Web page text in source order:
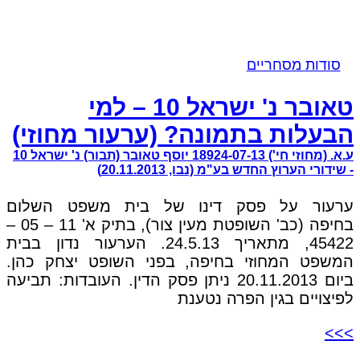
סודות מסחריים
טאובר נ' ישראל 10 – למי
הבעלות בתמונה? (ערעור מחוזי)
ע.א. (מחוזי חי') 18924-07-13 יוסף טאובר (תבור) נ' ישראל 10
- שידורי הערוץ החדש בע"מ (נבו, 20.11.2013)
ערעור על פסק דינו של בית משפט השלום
בחיפה (כב' השופטת מעין צור), בתיק א' 11 – 05 –
45422, מתאריך 24.5.13. הערעור נדון בבית
המשפט המחוזי בחיפה, בפני השופט יצחק כהן.
ביום 20.11.2013 ניתן פסק הדין. העובדות: תביעה
לפיצויים בגין הפרה נטענת
>>>